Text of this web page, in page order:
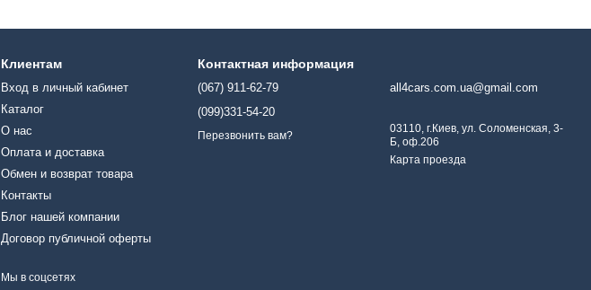
Клиентам
Вход в личный кабинет
Каталог
О нас
Оплата и доставка
Обмен и возврат товара
Контакты
Блог нашей компании
Договор публичной оферты
Мы в соцсетях
Контактная информация
(067) 911-62-79
(099)331-54-20
Перезвонить вам?
all4cars.com.ua@gmail.com
03110, г.Киев, ул. Соломенская, 3-
Б, оф.206
Карта проезда